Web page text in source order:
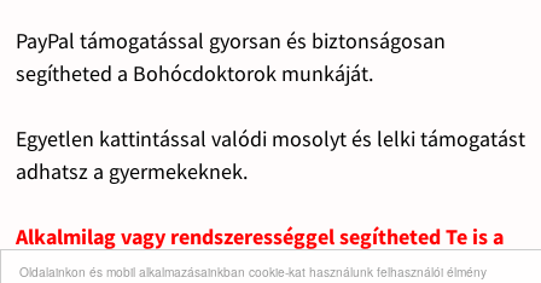
Oldalainkon és mobil alkalmazásainkban cookie-kat használunk felhasználói élmény
PayPal támogatással gyorsan és biztonságosan
segítheted a Bohócdoktorok munkáját.
Egyetlen kattintással valódi mosolyt és lelki támogatást
adhatsz a gyermekeknek.
Alkalmilag vagy rendszerességgel segítheted Te is a
fontos dolgok működését.